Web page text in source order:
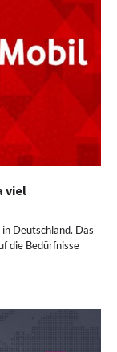
viel
Deutschland. Das
die Bedürfnisse